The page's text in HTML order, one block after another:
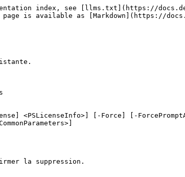
index, see [llms.txt](https://
is available as [Markdown](https://
<PSLicenseInfo>] [-Force] [-
la suppression.